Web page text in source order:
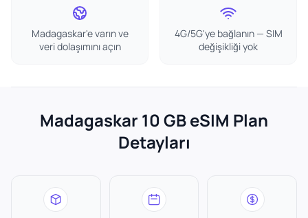
Madagaskar'e varın ve
veri dolaşımını açın
4G/5G'ye bağlanın — SIM
değişikliği yok
Madagaskar 10 GB eSIM Plan
Detayları